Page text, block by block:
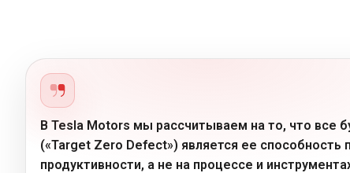
В Tesla Motors мы рассчитываем на то, что все
(«Target Zero Defect») является ее способность
продуктивности, а не на процессе и